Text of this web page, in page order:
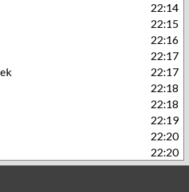
22:14
22:15
22:16
22:17
22:17
22:18
22:18
22:19
22:20
22:20